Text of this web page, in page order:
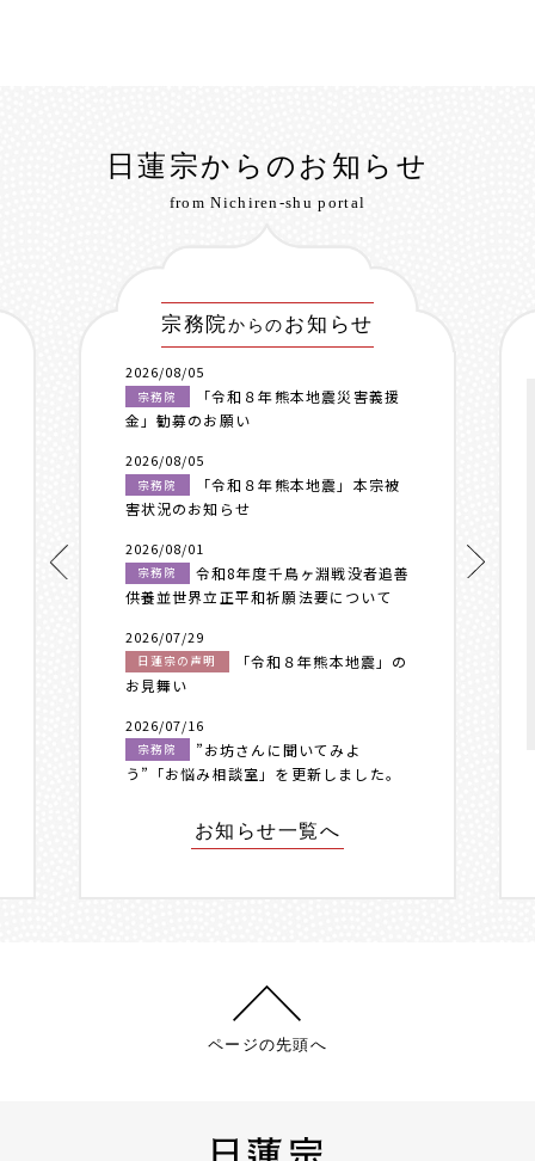
日蓮宗からのお知らせ
from Nichiren-shu portal
宗務院からのお知らせ
2026/08/05
宗務院
「令和８年熊本地震災害義援
金」勧募のお願い
2026/08/05
宗務院
「令和８年熊本地震」本宗被
害状況のお知らせ
2026/08/01
宗務院
令和8年度千鳥ヶ淵戦没者追善
供養並世界立正平和祈願法要について
2026/07/29
日蓮宗の声明
「令和８年熊本地震」の
お見舞い
2026/07/16
宗務院
”お坊さんに聞いてみよ
う”「お悩み相談室」を更新しました。
お知らせ一覧へ
ページの先頭へ